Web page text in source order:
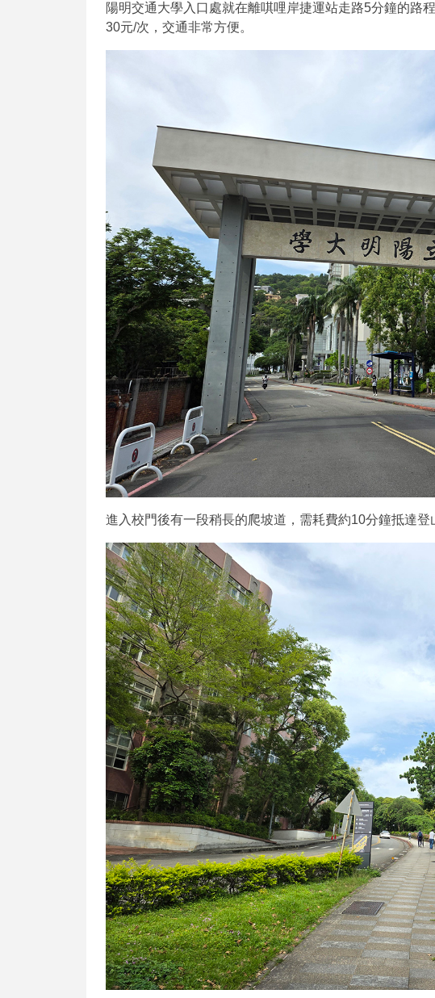
陽明交通大學入口處就在離唭哩岸捷運站走路5分鐘的路
30元/次，交通非常方便。
進入校門後有一段稍長的爬坡道，需耗費約10分鐘抵達登